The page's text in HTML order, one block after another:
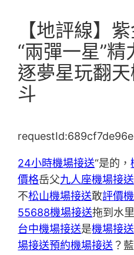
【地評線】
“兩彈一星”
逐夢星玩翻
斗
24小時機場接送“是的，
價格岳父九人座機場接送
不松山機場接送敢評價
55688機場接送拖到水
台中機場接送是機場接
場接送預約機場接送？